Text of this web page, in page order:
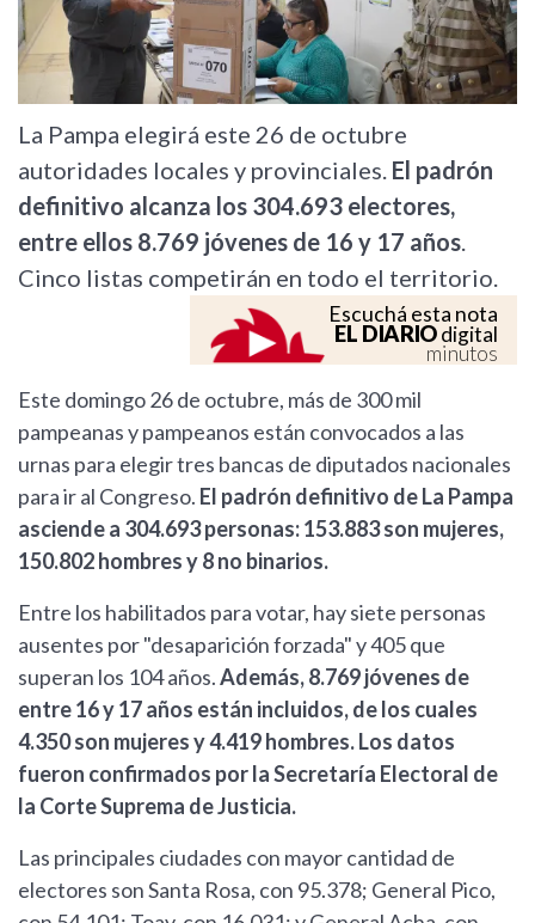
La Pampa elegirá este 26 de octubre
autoridades locales y provinciales. El padrón
definitivo alcanza los 304.693 electores,
entre ellos 8.769 jóvenes de 16 y 17 años.
Cinco listas competirán en todo el territorio.
Escuchá esta nota
EL DIARIOdigital
minutos
Este domingo 26 de octubre, más de 300 mil
pampeanas y pampeanos están convocados a las
urnas para elegir tres bancas de diputados nacionales
para ir al Congreso. El padrón definitivo de La Pampa
asciende a 304.693 personas: 153.883 son mujeres,
150.802 hombres y 8 no binarios.
Entre los habilitados para votar, hay siete personas
ausentes por "desaparición forzada" y 405 que
superan los 104 años.Además, 8.769 jóvenes de
entre 16 y 17 años están incluidos, de los cuales
4.350 son mujeres y 4.419 hombres. Los datos
fueron confirmados por la Secretaría Electoral de
la Corte Suprema de Justicia.
Las principales ciudades con mayor cantidad de
electores son Santa Rosa, con 95.378; General Pico,